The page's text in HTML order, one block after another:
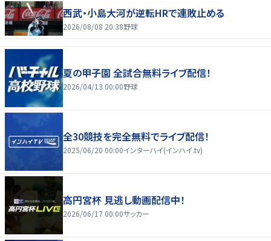
西武・小島大河が逆転HRで連敗止める
2026/08/08 20:38野球
夏の甲子園 全試合無料ライブ配信！
2026/04/13 00:00野球
全30競技を完全無料でライブ配信！
2025/06/20 00:00インターハイ(インハイ.tv)
高円宮杯 見逃し動画配信中！
2026/06/17 00:00サッカー